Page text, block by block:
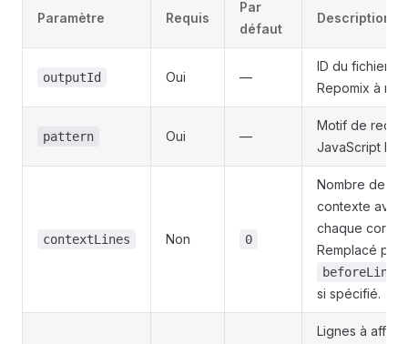
Paramètre Requis
Par
défaut
Description
outputId Oui —
ID du fichier
Repomix à
pattern Oui —
Motif de
JavaScript
contextLines Non 0
Nombre de
contexte
chaque
Remplacé par
beforeLines
si spécifié.
Lignes à